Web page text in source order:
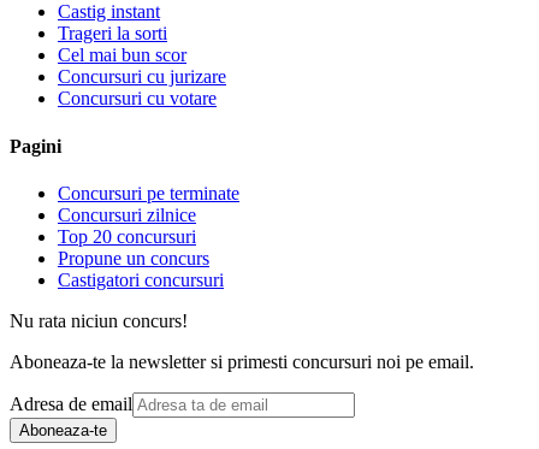
Castig instant
Trageri la sorti
Cel mai bun scor
Concursuri cu jurizare
Concursuri cu votare
Pagini
Concursuri pe terminate
Concursuri zilnice
Top 20 concursuri
Propune un concurs
Castigatori concursuri
Nu rata niciun concurs!
Aboneaza-te la newsletter si primesti concursuri noi pe email.
Adresa de email
Aboneaza-te